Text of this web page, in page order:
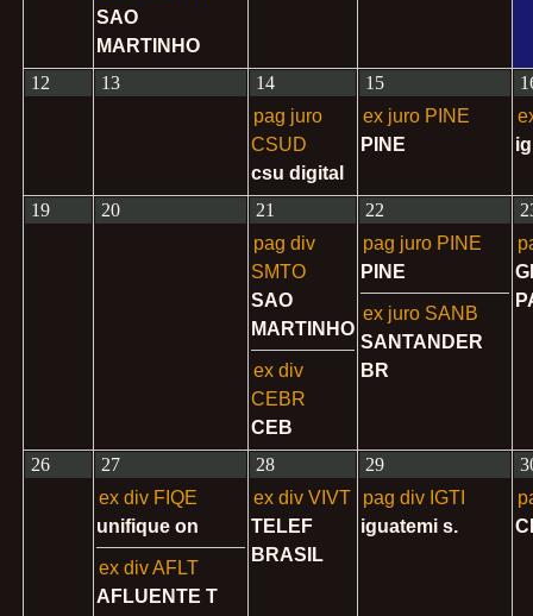
SAO
MARTINHO
12 13
14
pag juro
CSUD
csu digital
15
ex juro PINE
PINE
19 20
21
pag div
SMTO
SAO
MARTINHO
ex div
CEBR
CEB
22
pag juro PINE
PINE
ex juro SANB
SANTANDER
BR
26
27
ex div FIQE
unifique on
ex div AFLT
AFLUENTE T
28
ex div VIVT
TELEF
BRASIL
29
pag div IGTI
iguatemi s.